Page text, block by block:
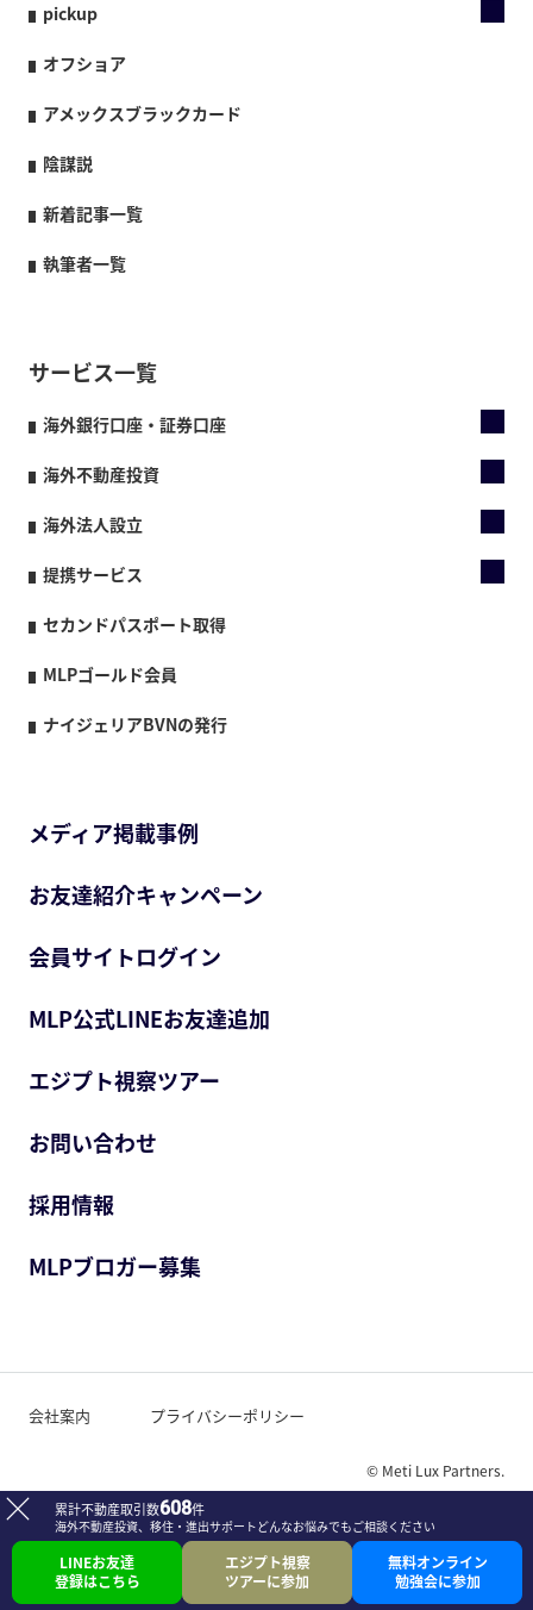
pickup
オフショア
アメックスブラックカード
陰謀説
新着記事一覧
執筆者一覧
サービス一覧
海外銀行口座・証券口座
海外不動産投資
海外法人設立
提携サービス
セカンドパスポート取得
MLPゴールド会員
ナイジェリアBVNの発行
メディア掲載事例
お友達紹介キャンペーン
会員サイトログイン
MLP公式LINEお友達追加
エジプト視察ツアー
お問い合わせ
採用情報
MLPブロガー募集
会社案内 プライバシーポリシー
© Meti Lux Partners.
累計不動産取引数608件
海外不動産投資、移住・進出サポートどんなお悩みでもご相談ください
LINEお友達
登録はこちら
エジプト視察
ツアーに参加
無料オンライン
勉強会に参加